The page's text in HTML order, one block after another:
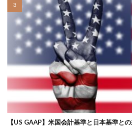
【US GAAP】米国会計基準と日本基準と